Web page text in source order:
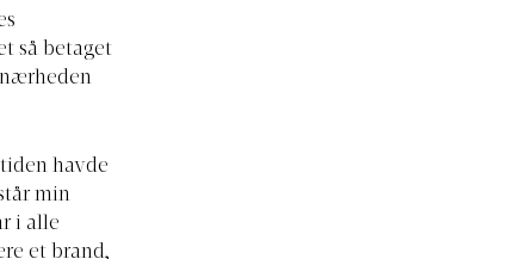
så betaget
havde
min
i alle
et brand,